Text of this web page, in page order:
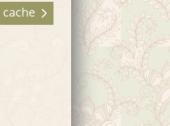
cache